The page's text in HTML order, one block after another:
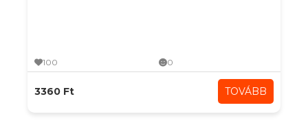
100 0
3360 Ft TOVÁBB